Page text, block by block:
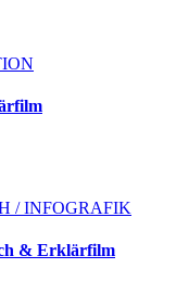
/ INFOGRAFIK
& Erklärfilm